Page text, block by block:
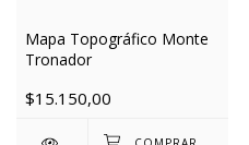
Mapa Topográfico Monte
Tronador
$15.150,00